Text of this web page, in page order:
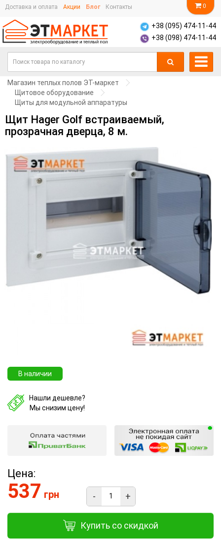
0
Доставка и оплата Акции Блог Контакты
+38 (095) 474-11-44
+38 (098) 474-11-44
Магазин теплых полов ЭТ-маркет
Щитовое оборудование
Щиты для модульной аппаратуры
Щит Hager Golf встраиваемый,
прозрачная дверца, 8 м.
В наличии
Нашли дешевле?
Мы снизим цену!
Цена:
537 грн - +
Купить со скидкой